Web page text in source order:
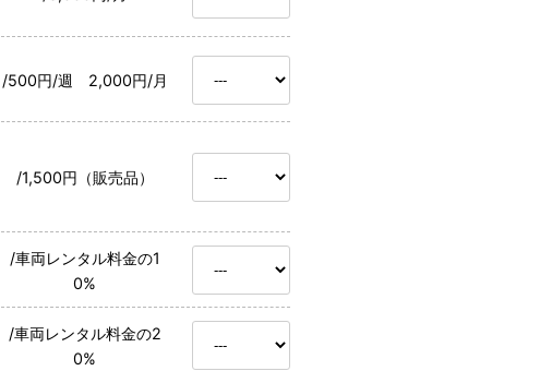
/500円/週 2,000円/月
/1,500円（販売品）
/車両レンタル料金の1
0%
/車両レンタル料金の2
0%